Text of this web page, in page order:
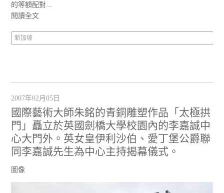
的等額配對...
閱讀全文
新加坡
2007年02月05日
國際藝術大師朱銘的青銅雕塑作品「太極拱
門」矗立於英國劍橋大學校園內的李嘉誠中
心大門外。英女皇伊利沙伯、愛丁堡公爵聯
同李嘉誠先生為中心主持揭幕儀式。
圖像